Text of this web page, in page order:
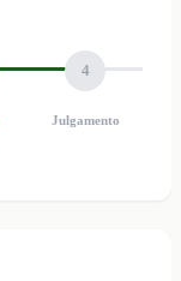
4
Julgamento